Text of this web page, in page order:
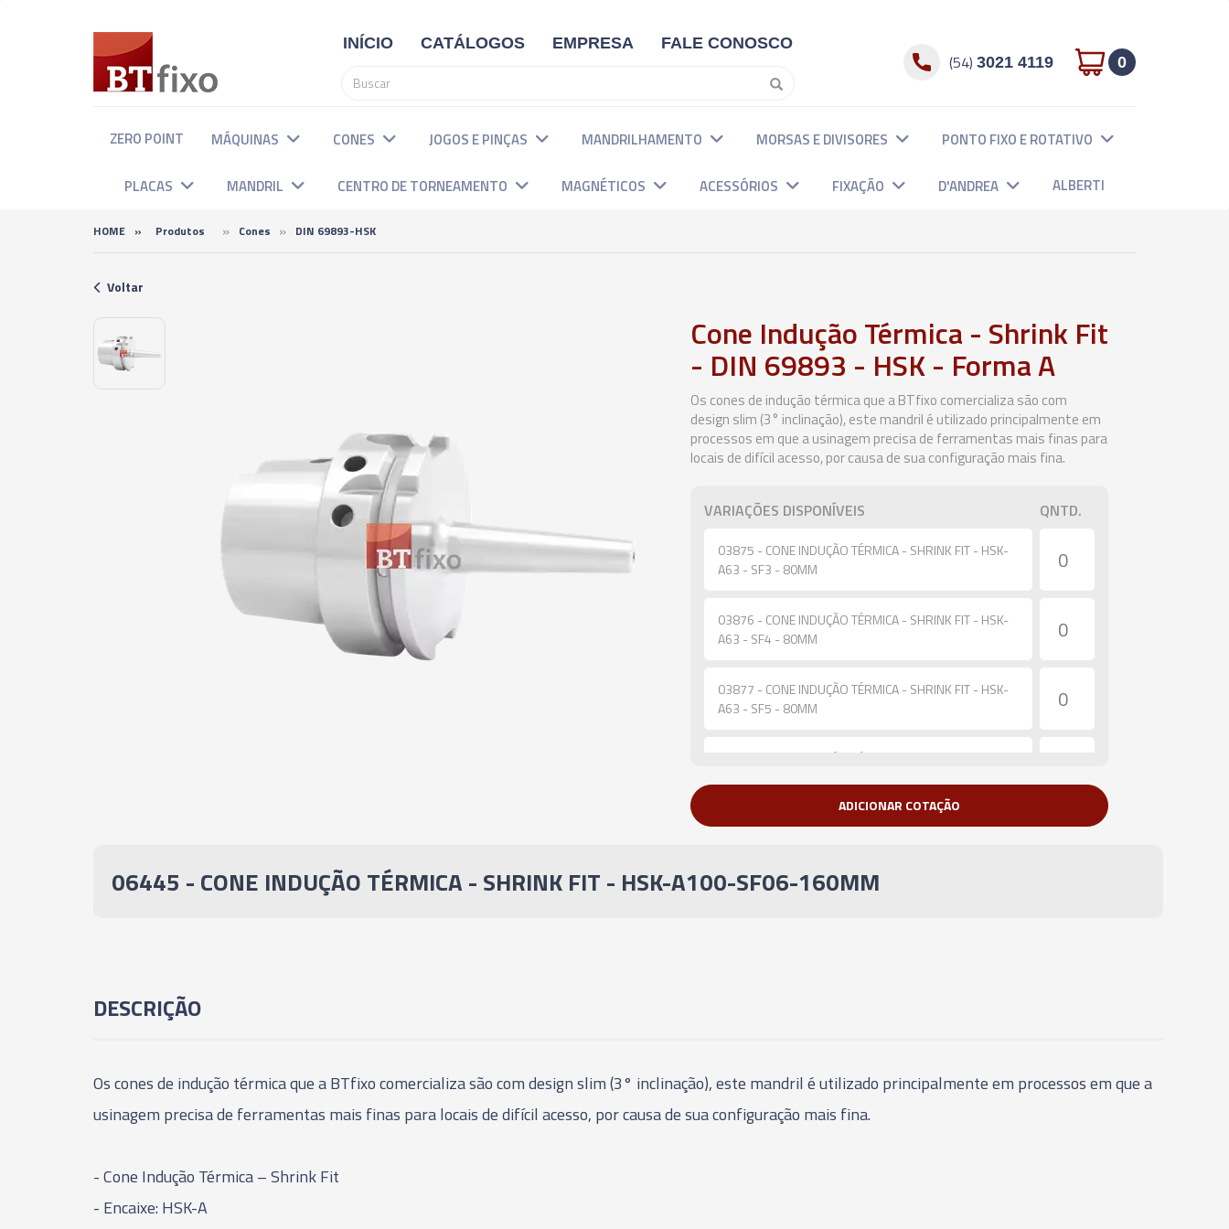
INÍCIO CATÁLOGOS EMPRESA FALE CONOSCO
(54) 3021 4119 0
ZERO POINT MÁQUINAS CONES JOGOS E PINÇAS MANDRILHAMENTO MORSAS E DIVISORES PONTO FIXO E ROTATIVO
PLACAS MANDRIL CENTRO DE TORNEAMENTO MAGNÉTICOS ACESSÓRIOS FIXAÇÃO D'ANDREA ALBERTI
HOME » Produtos » Cones » DIN 69893-HSK
Voltar
Cone Indução Térmica - Shrink Fit
- DIN 69893 - HSK - Forma A
Os cones de indução térmica que a BTfixo comercializa são com
design slim (3° inclinação), este mandril é utilizado principalmente em
processos em que a usinagem precisa de ferramentas mais finas para
locais de difícil acesso, por causa de sua configuração mais fina.
VARIAÇÕES DISPONÍVEIS QNTD.
03875 - CONE INDUÇÃO TÉRMICA - SHRINK FIT - HSK-
A63 - SF3 - 80MM
03876 - CONE INDUÇÃO TÉRMICA - SHRINK FIT - HSK-
A63 - SF4 - 80MM
03877 - CONE INDUÇÃO TÉRMICA - SHRINK FIT - HSK-
A63 - SF5 - 80MM
03878 - CONE INDUÇÃO TÉRMICA - SHRINK FIT - HSK-
03879 - CONE INDUÇÃO TÉRMICA - SHRINK FIT - HSK-
03883 - CONE INDUÇÃO TÉRMICA - SHRINK FIT - HSK-
A63-SF16 - 95MM
ADICIONAR COTAÇÃO
06445 - CONE INDUÇÃO TÉRMICA - SHRINK FIT - HSK-A100-SF06-160MM
DESCRIÇÃO
Os cones de indução térmica que a BTfixo comercializa são com design slim (3° inclinação), este mandril é utilizado principalmente em processos em que a
usinagem precisa de ferramentas mais finas para locais de difícil acesso, por causa de sua configuração mais fina.
- Cone Indução Térmica – Shrink Fit
- Encaixe: HSK-A